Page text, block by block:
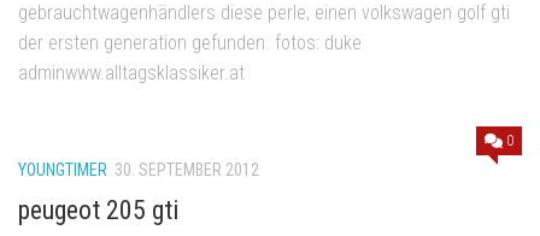
gebrauchtwagenhändlers diese perle, einen volkswagen golf gti
der ersten generation gefunden. fotos: duke
adminwww.alltagsklassiker.at
0
YOUNGTIMER 30. SEPTEMBER 2012
peugeot 205 gti